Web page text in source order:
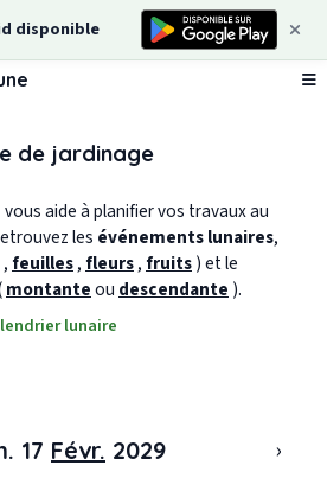
disponible
de jardinage
vous aide à planifier vos travaux au
les événements lunaires,
, feuilles, fleurs, fruits) et le
montanteou descendante ).
lunaire
17 Févr. 2029 ›